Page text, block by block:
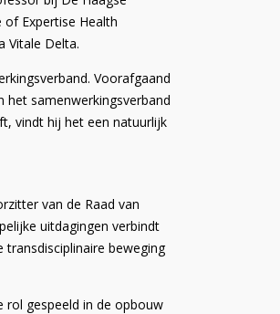
Expertise Health
Vitale Delta.
Voorafgaand
het samenwerkingsverband
vindt hij het een natuurlijk
van de Raad van
uitdagingen verbindt
beweging
rol gespeeld in de opbouw